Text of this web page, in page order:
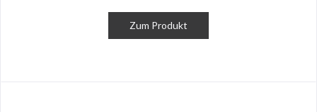
Zum Produkt